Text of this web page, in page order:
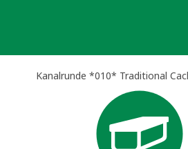
Kanalrunde *010* Traditional